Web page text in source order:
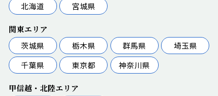
北海道
宮城県
関東エリア
茨城県
栃木県 群馬県
埼玉県
千葉県
東京都 神奈川県
甲信越・北陸エリア